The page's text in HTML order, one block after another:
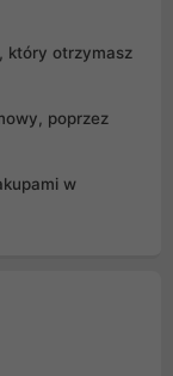
który otrzymasz
poprzez
w